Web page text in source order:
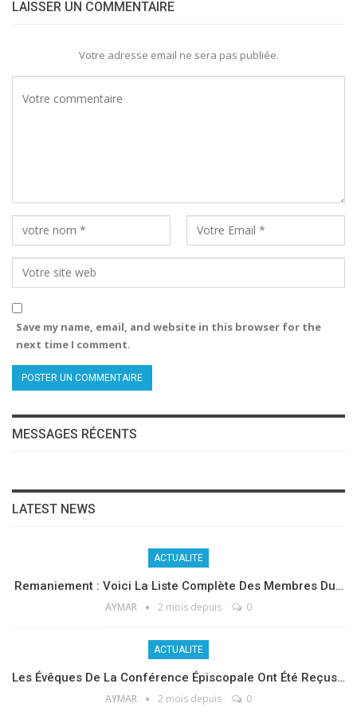
LAISSER UN COMMENTAIRE
Votre adresse email ne sera pas publiée.
Save my name, email, and website in this browser for the
next time I comment.
MESSAGES RÉCENTS
LATEST NEWS
ACTUALITE
Remaniement : Voici La Liste Complète Des Membres Du…
AYMAR 2 mois depuis 0
ACTUALITE
Les Évêques De La Conférence Épiscopale Ont Été Reçus…
AYMAR 2 mois depuis 0